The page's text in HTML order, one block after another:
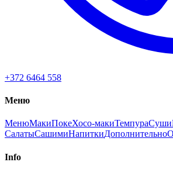
+372 6464 558
Меню
МенюМакиПокеХосо-макиТемпураСуши
СалатыСашимиНапиткиДополнительно
Info